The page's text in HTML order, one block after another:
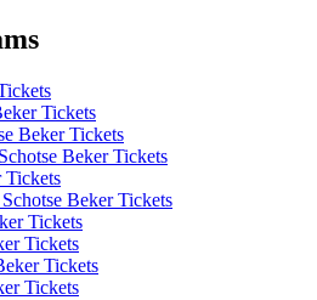
Tickets
Beker Tickets
Beker Tickets
Tickets
Beker Tickets
Tickets
Tickets
Tickets
Tickets